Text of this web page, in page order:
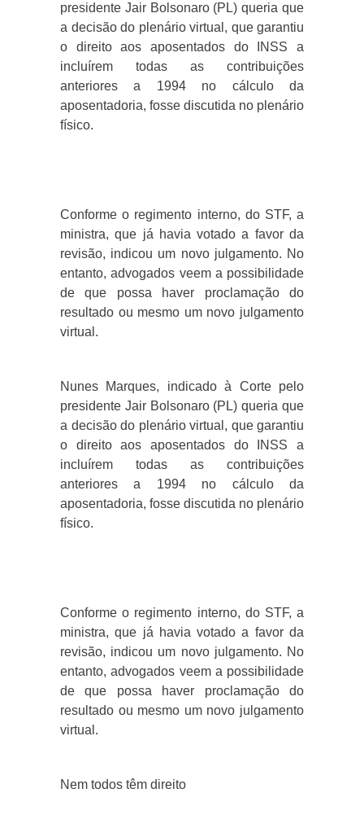
presidente Jair Bolsonaro (PL) queria que
a decisão do plenário virtual, que garantiu
o direito aos aposentados do INSS a
incluírem todas as contribuições
anteriores a 1994 no cálculo da
aposentadoria, fosse discutida no plenário
físico.
Conforme o regimento interno, do STF, a
ministra, que já havia votado a favor da
revisão, indicou um novo julgamento. No
entanto, advogados veem a possibilidade
de que possa haver proclamação do
resultado ou mesmo um novo julgamento
virtual.
Nunes Marques, indicado à Corte pelo
presidente Jair Bolsonaro (PL) queria que
a decisão do plenário virtual, que garantiu
o direito aos aposentados do INSS a
incluírem todas as contribuições
anteriores a 1994 no cálculo da
aposentadoria, fosse discutida no plenário
físico.
Conforme o regimento interno, do STF, a
ministra, que já havia votado a favor da
revisão, indicou um novo julgamento. No
entanto, advogados veem a possibilidade
de que possa haver proclamação do
resultado ou mesmo um novo julgamento
virtual.
Nem todos têm direito